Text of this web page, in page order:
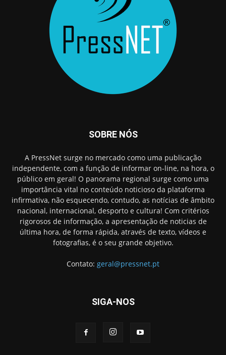
SOBRE NÓS
A PressNet surge no mercado como uma publicação
independente, com a função de informar on-line, na hora, o
público em geral! O panorama regional surge como uma
importância vital no conteúdo noticioso da plataforma
infirmativa, não esquecendo, contudo, as notícias de âmbito
nacional, internacional, desporto e cultura! Com critérios
rigorosos de informação, a apresentação de noticias de
última hora, de forma rápida, através de texto, vídeos e
fotografias, é o seu grande objetivo.
Contato: geral@pressnet.pt
SIGA-NOS